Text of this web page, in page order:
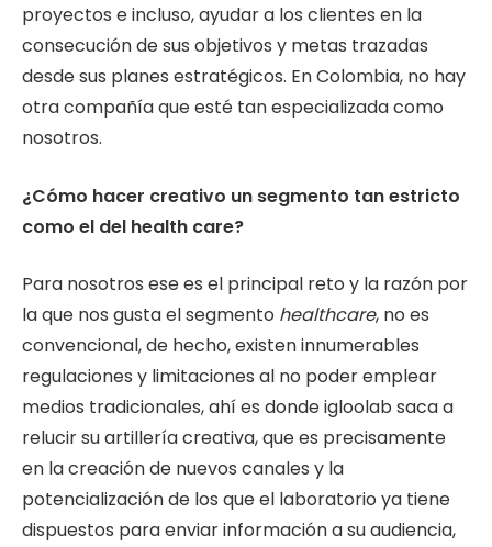
proyectos e incluso, ayudar a los clientes en la
consecución de sus objetivos y metas trazadas
desde sus planes estratégicos. En Colombia, no hay
otra compañía que esté tan especializada como
nosotros.
¿Cómo hacer creativo un segmento tan estricto
como el del health care?
Para nosotros ese es el principal reto y la razón por
la que nos gusta el segmento healthcare, no es
convencional, de hecho, existen innumerables
regulaciones y limitaciones al no poder emplear
medios tradicionales, ahí es donde igloolab saca a
relucir su artillería creativa, que es precisamente
en la creación de nuevos canales y la
potencialización de los que el laboratorio ya tiene
dispuestos para enviar información a su audiencia,